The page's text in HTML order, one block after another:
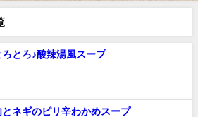
とろ♪酸辣湯風スープ
とネギのピリ辛わかめスープ